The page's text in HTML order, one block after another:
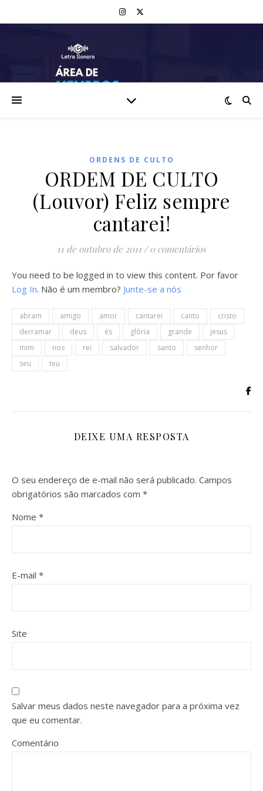
ORDENS DE CULTO
ORDEM DE CULTO
(Louvor) Feliz sempre
cantarei!
11 de outubro de 2011 / 0 comentários
You need to be logged in to view this content. Por favor
Log In. Não é um membro? Junte-se a nós
abram amigo amor cantarei canto
cristo
derramar
deus és glória grande
jesus
mim
nos rei salvador santo
senhor
seu
teu
DEIXE UMA RESPOSTA
O seu endereço de e-mail não será publicado. Campos
obrigatórios são marcados com *
Nome *
E-mail *
Site
Salvar meus dados neste navegador para a próxima vez
que eu comentar.
Comentário